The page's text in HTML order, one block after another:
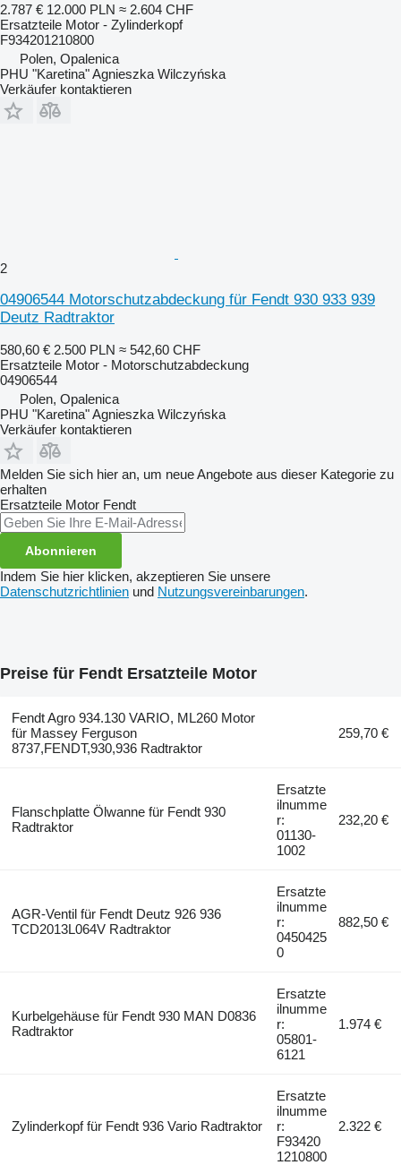
2.787 € 12.000 PLN ≈ 2.604 CHF
Ersatzteile Motor - Zylinderkopf
F934201210800
Polen, Opalenica
PHU "Karetina" Agnieszka Wilczyńska
Verkäufer kontaktieren
2
04906544 Motorschutzabdeckung für Fendt 930 933 939
Deutz Radtraktor
580,60 € 2.500 PLN ≈ 542,60 CHF
Ersatzteile Motor - Motorschutzabdeckung
04906544
Polen, Opalenica
PHU "Karetina" Agnieszka Wilczyńska
Verkäufer kontaktieren
Melden Sie sich hier an, um neue Angebote aus dieser Kategorie zu
erhalten
Ersatzteile Motor Fendt
Abonnieren
Indem Sie hier klicken, akzeptieren Sie unsere
Datenschutzrichtlinien und Nutzungsvereinbarungen.
Preise für Fendt Ersatzteile Motor
Fendt Agro 934.130 VARIO, ML260 Motor
für Massey Ferguson
8737,FENDT,930,936 Radtraktor
259,70 €
Flanschplatte Ölwanne für Fendt 930
Radtraktor
Ersatzte
ilnumme
r:
01130-
1002
232,20 €
AGR-Ventil für Fendt Deutz 926 936
TCD2013L064V Radtraktor
Ersatzte
ilnumme
r:
0450425
0
882,50 €
Kurbelgehäuse für Fendt 930 MAN D0836
Radtraktor
Ersatzte
ilnumme
r:
05801-
6121
1.974 €
Zylinderkopf für Fendt 936 Vario Radtraktor
Ersatzte
ilnumme
r:
F93420
1210800
2.322 €